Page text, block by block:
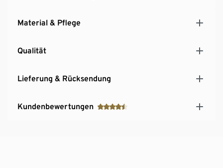
Material & Pflege
Qualität
Lieferung & Rücksendung
Kundenbewertungen